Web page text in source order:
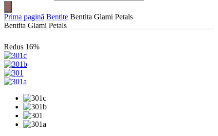
Prima pagină Bentite Bentita Glami Petals
Bentita Glami Petals
Redus 16%